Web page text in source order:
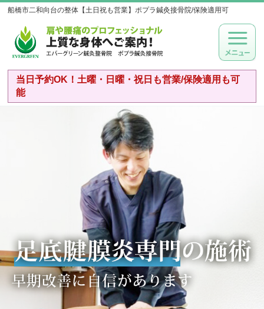
船橋市二和向台の整体【土日祝も営業】ポプラ鍼灸接骨院/保険適用可
当日予約OK！土曜・日曜・祝日も営業/保険適用も可
能